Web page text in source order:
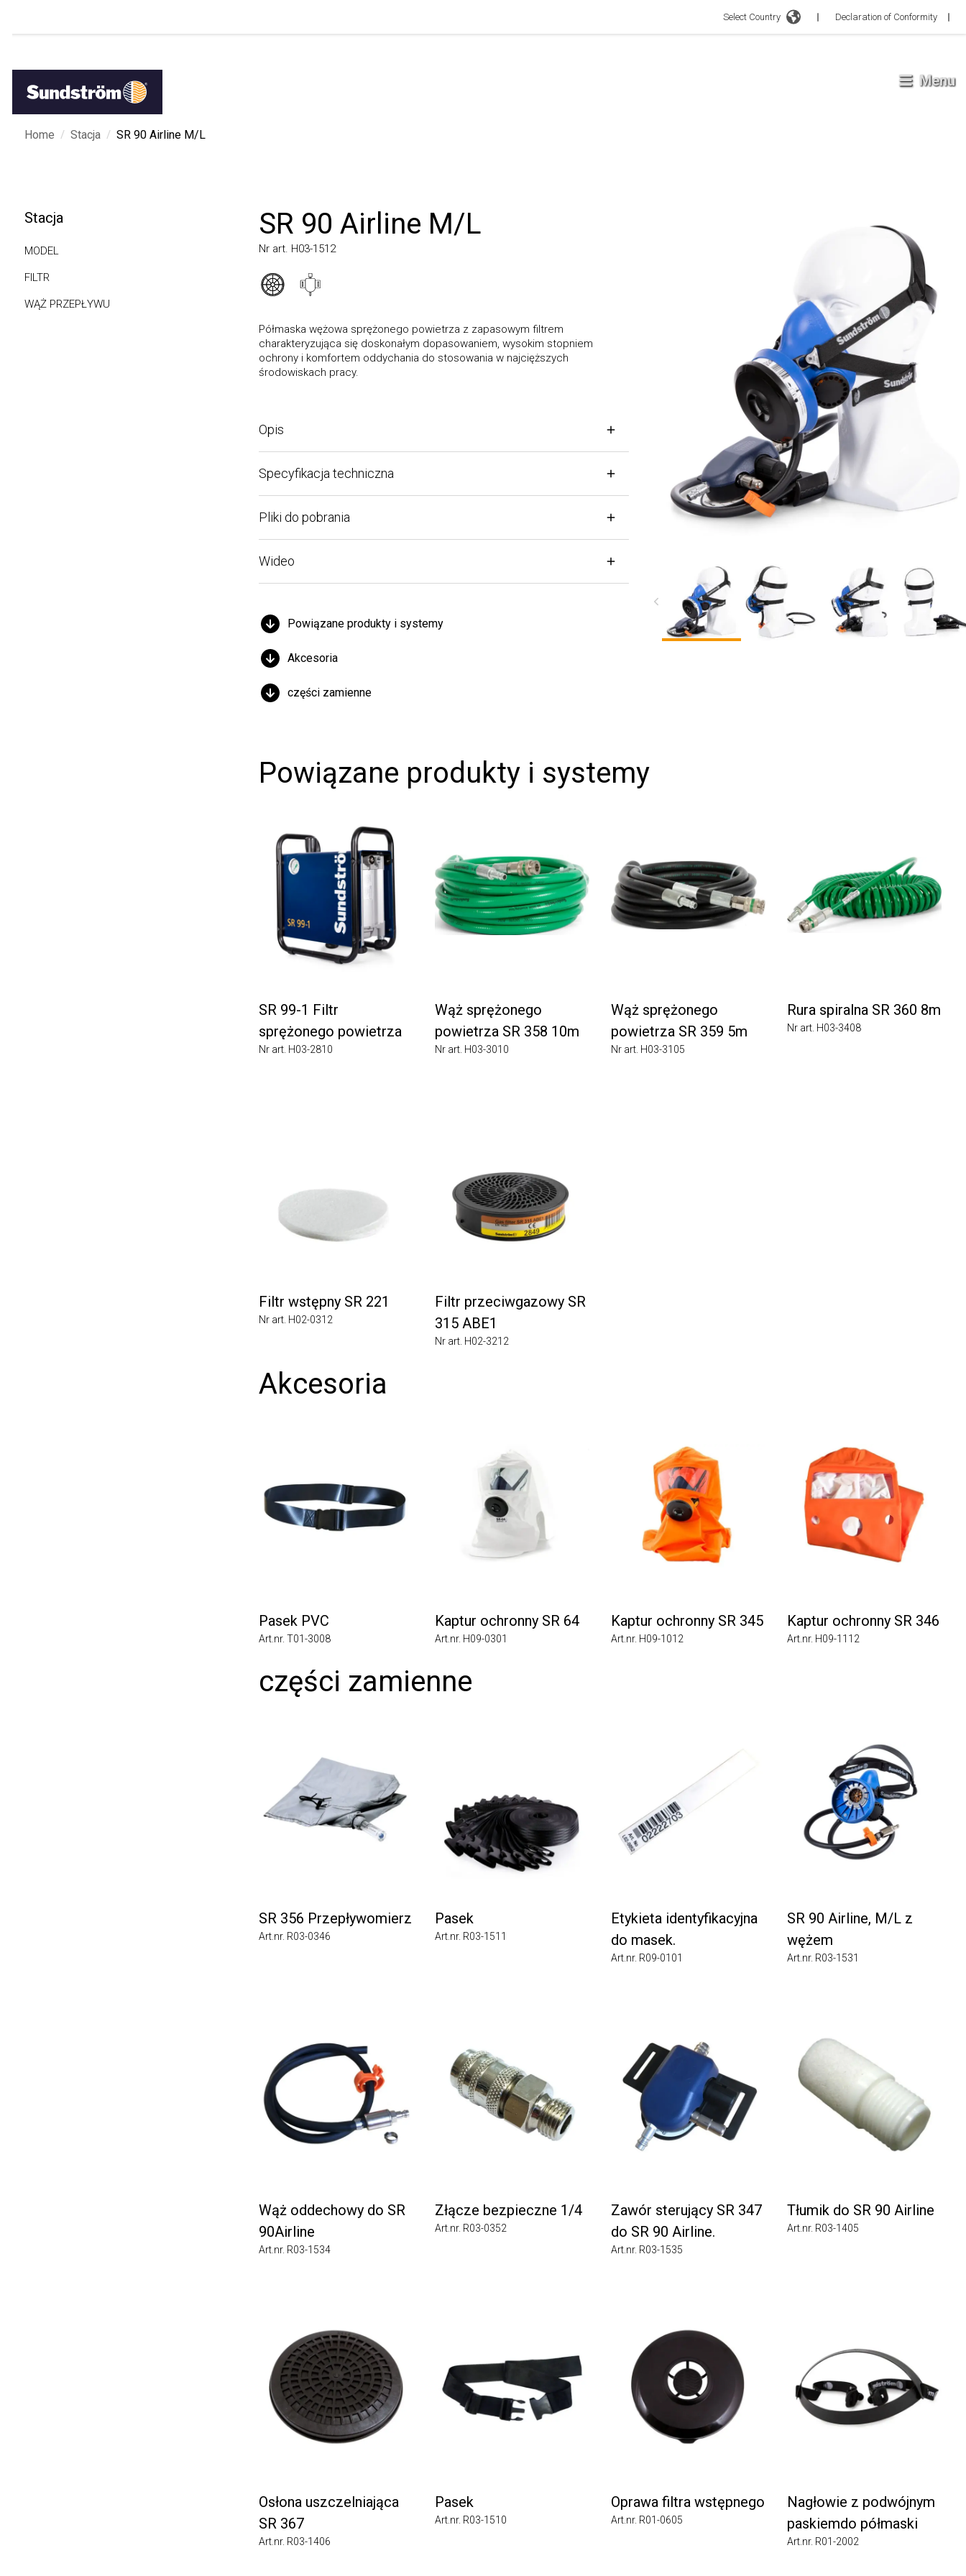
Select Country Declaration of Conformity
Menu
Home / Stacja / SR 90 Airline M/L
Stacja
MODEL
FILTR
WĄŻ PRZEPŁYWU
SR 90 Airline M/L
Nr art. H03-1512
Półmaska wężowa sprężonego powietrza z zapasowym filtrem
charakteryzująca się doskonałym dopasowaniem, wysokim stopniem
ochrony i komfortem oddychania do stosowania w najcięższych
środowiskach pracy.
Opis
Specyfikacja techniczna
Pliki do pobrania
Wideo
Powiązane produkty i systemy
Akcesoria
części zamienne
Powiązane produkty i systemy
SR 99-1 Filtr
sprężonego powietrza
Nr art. H03-2810
Wąż sprężonego
powietrza SR 358 10m
Nr art. H03-3010
Wąż sprężonego
powietrza SR 359 5m
Nr art. H03-3105
Rura spiralna SR 360 8m
Nr art. H03-3408
Filtr wstępny SR 221
Nr art. H02-0312
Filtr przeciwgazowy SR
315 ABE1
Nr art. H02-3212
Akcesoria
Pasek PVC
Art.nr. T01-3008
Kaptur ochronny SR 64
Art.nr. H09-0301
Kaptur ochronny SR 345
Art.nr. H09-1012
Kaptur ochronny SR 346
Art.nr. H09-1112
części zamienne
SR 356 Przepływomierz
Art.nr. R03-0346
Pasek
Art.nr. R03-1511
Etykieta identyfikacyjna
do masek.
Art.nr. R09-0101
SR 90 Airline, M/L z
wężem
Art.nr. R03-1531
Wąż oddechowy do SR
90Airline
Art.nr. R03-1534
Złącze bezpieczne 1/4
Art.nr. R03-0352
Zawór sterujący SR 347
do SR 90 Airline.
Art.nr. R03-1535
Tłumik do SR 90 Airline
Art.nr. R03-1405
Osłona uszczelniająca
SR 367
Art.nr. R03-1406
Pasek
Art.nr. R03-1510
Oprawa filtra wstępnego
Art.nr. R01-0605
Nagłowie z podwójnym
paskiemdo półmaski
Art.nr. R01-2002